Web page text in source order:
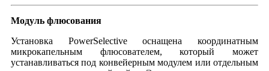
Модуль флюсования
Установка PowerSelective оснащена координатным
микрокапельным флюсователем, который может
устанавливаться под конвейерным модулем или отдельным